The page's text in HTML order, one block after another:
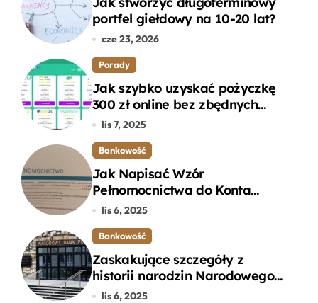
portfel giełdowy na 10-20 lat?
cze 23, 2026
Porady
Jak szybko uzyskać pożyczkę
300 zł online bez zbędnych
formalności?
lis 7, 2025
Bankowość
Jak Napisać Wzór
Pełnomocnictwa do Konta
Bankowego – Praktyczny
lis 6, 2025
Bankowość
Zaskakujące szczegóły z
historii narodzin Narodowego
Banku Polskiego, o których
lis 6, 2025